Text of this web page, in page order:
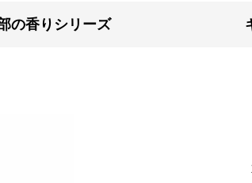
の香りシリーズ